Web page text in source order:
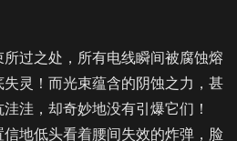
过之处，所有电线瞬间被腐蚀熔
灵！而光束蕴含的阴蚀之力，甚
洼，却奇妙地没有引爆它们！
地低头看着腰间失效的炸弹，脸